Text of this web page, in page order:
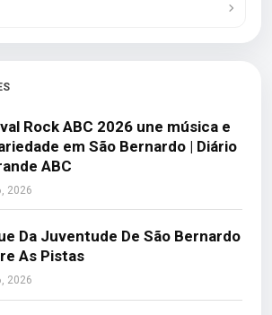
Rock ABC 2026 une música e
em São Bernardo | Diário
ABC
2026
Da Juventude De São Bernardo
As Pistas
2026